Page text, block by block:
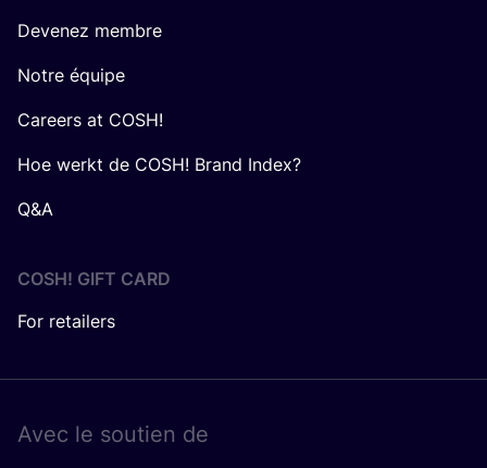
Devenez membre
Notre équipe
Careers at COSH!
Hoe werkt de COSH! Brand Index?
Q&A
COSH! GIFT CARD
For retailers
Avec le sou­tien de